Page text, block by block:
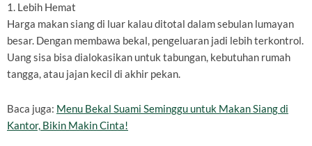
1. Lebih Hemat
Harga makan siang di luar kalau ditotal dalam sebulan lumayan
besar. Dengan membawa bekal, pengeluaran jadi lebih terkontrol.
Uang sisa bisa dialokasikan untuk tabungan, kebutuhan rumah
tangga, atau jajan kecil di akhir pekan.
Baca juga: Menu Bekal Suami Seminggu untuk Makan Siang di
Kantor, Bikin Makin Cinta!